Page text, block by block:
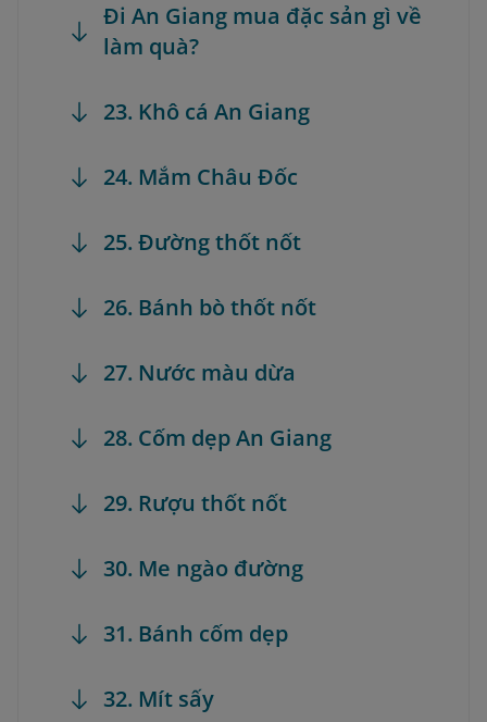
Đi An Giang mua đặc sản gì về
làm quà?
23. Khô cá An Giang
24. Mắm Châu Đốc
25. Đường thốt nốt
26. Bánh bò thốt nốt
27. Nước màu dừa
28. Cốm dẹp An Giang
29. Rượu thốt nốt
30. Me ngào đường
31. Bánh cốm dẹp
32. Mít sấy